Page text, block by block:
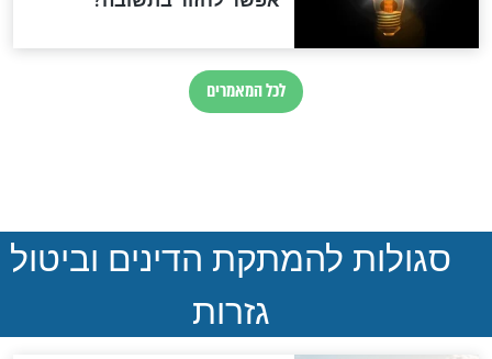
הותר לפרסום: לוחמי מילואים
נהרגו בדרום לבנון
ואיראן: בלי שקיפות ועם הרבה
סימני שאלה